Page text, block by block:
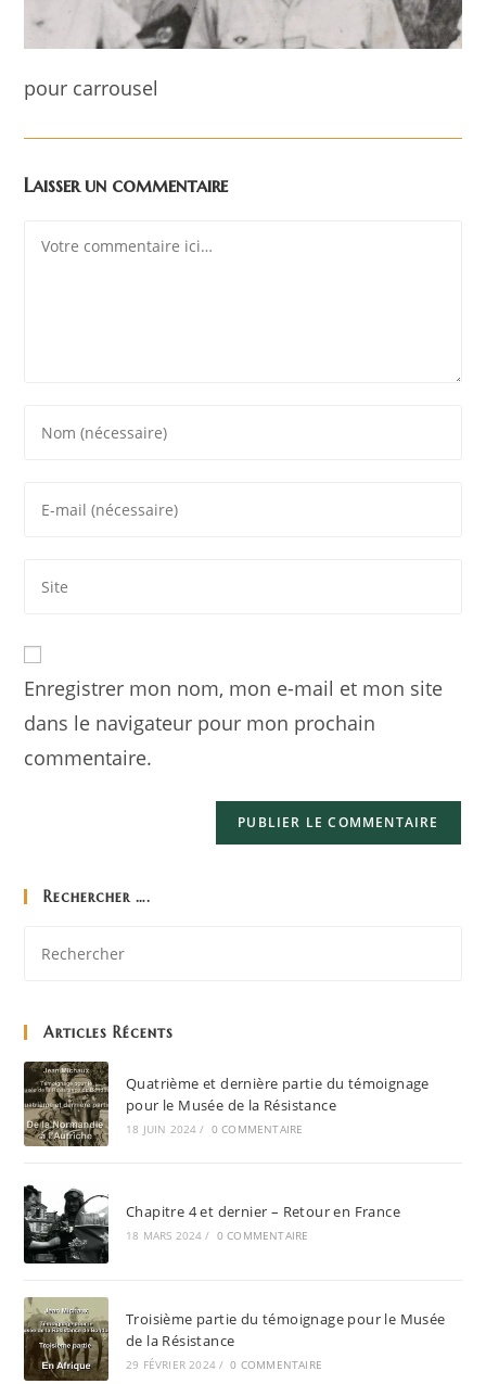
pour carrousel
Laisser un commentaire
Enregistrer mon nom, mon e-mail et mon site
dans le navigateur pour mon prochain
commentaire.
Rechercher ….
Articles Récents
Quatrième et dernière partie du témoignage
pour le Musée de la Résistance
18 JUIN 2024 / 0 COMMENTAIRE
Chapitre 4 et dernier – Retour en France
18 MARS 2024 / 0 COMMENTAIRE
Troisième partie du témoignage pour le Musée
de la Résistance
29 FÉVRIER 2024 / 0 COMMENTAIRE